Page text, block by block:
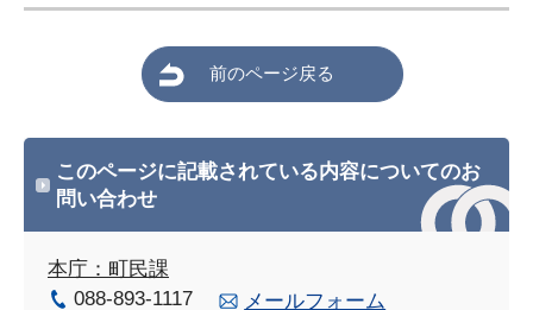
前のページ戻る
このページに記載されている内容についてのお
問い合わせ
本庁：町民課
088-893-1117
メールフォーム